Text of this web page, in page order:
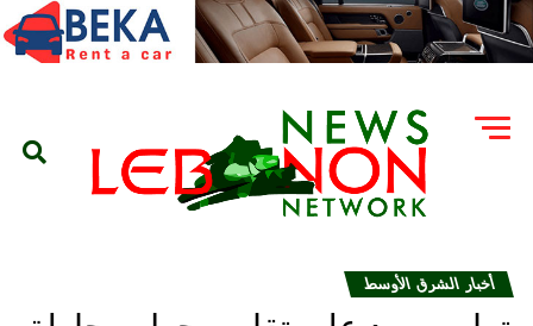
أخبار الشرق الأوسط